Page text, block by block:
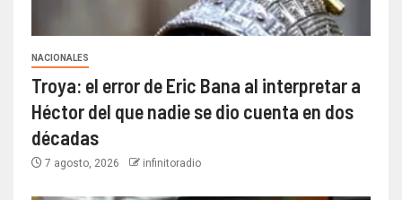
NACIONALES
Troya: el error de Eric Bana al interpretar a
Héctor del que nadie se dio cuenta en dos
décadas
7 agosto, 2026 infinitoradio